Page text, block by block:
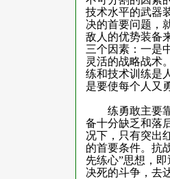
技术水平的武器
决的首要问题，
敌人的优势装备
三个因素：一是
灵活的战略战术
练和技术训练是
是要使每个人又
练勇敢主要靠
备十分缺乏和落
况下，只有突出
的首要条件。抗
先练心”思想，
决死的斗争，去